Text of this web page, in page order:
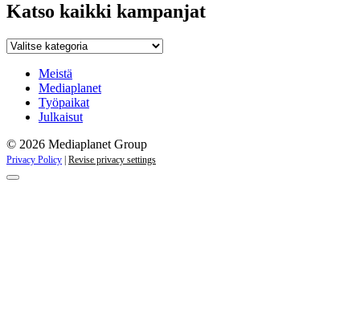
Katso kaikki kampanjat
Katso
kampanjat
Meistä
Mediaplanet
Työpaikat
Julkaisut
© 2026 Mediaplanet Group
Privacy Policy Revise privacy settings